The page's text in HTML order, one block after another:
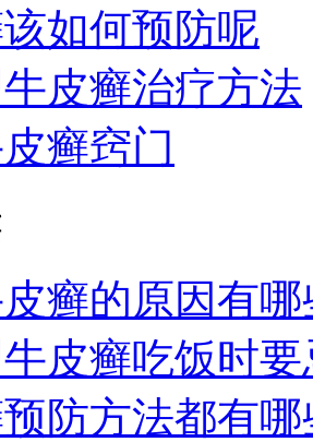
如何预防呢
皮癣治疗方法
癣窍门
癣的原因有哪
皮癣吃饭时
防方法都有哪